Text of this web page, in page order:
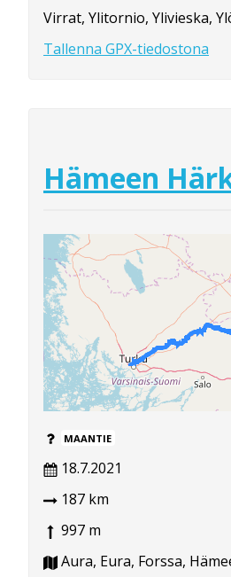
Virrat, Ylitornio, Ylivieska,
Tallenna GPX-tiedostona
Hämeen
MAANTIE
18.7.2021
187 km
997 m
Aura, Eura, Forssa,